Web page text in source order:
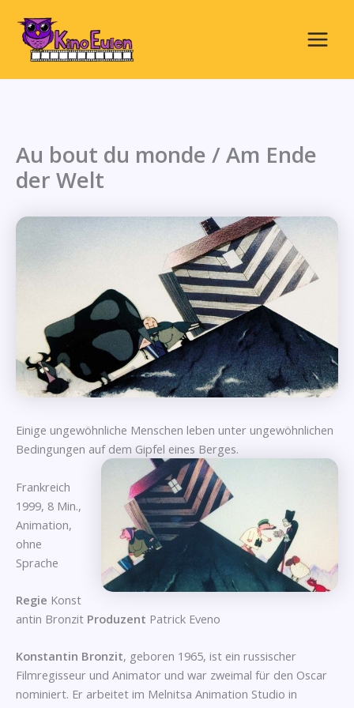
Inhalt
springen
Main
Menu
Au bout du monde / Am Ende
der Welt
Einige ungewöhnliche Menschen leben unter ungewöhnlichen
Bedingungen auf dem Gipfel eines Berges.
Frankreich
1999, 8 Min.,
Animation,
ohne
Sprache
Regie Konst
antin Bronzit Produzent Patrick Eveno
Konstantin Bronzit, geboren 1965, ist ein russischer
Filmregisseur und Animator und war zweimal für den Oscar
nominiert. Er arbeitet im Melnitsa Animation Studio in